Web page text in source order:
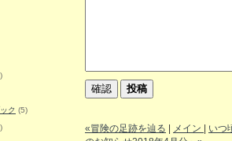
ク (5)
«冒険の足跡を辿る メイン
いつ